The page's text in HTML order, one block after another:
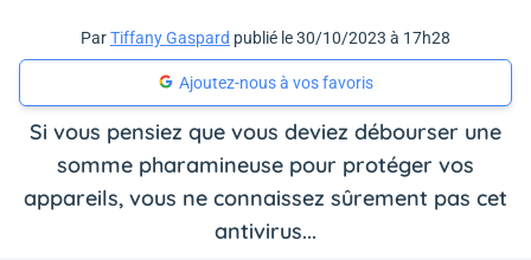
ParTiffany Gaspard publié le 30/10/2023 à 17h28
Ajoutez-nous à vos favoris
Si vous pensiez que vous deviez débourser une
somme pharamineuse pour protéger vos
appareils, vous ne connaissez sûrement pas cet
antivirus...